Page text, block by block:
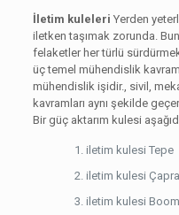
İletim kuleleri Yerden
iletken taşımak zorunda.
felaketler her türlü
üç temel mühendislik
mühendislik işidir., sivil,
kavramları aynı şekilde
Bir güç aktarım kulesi
iletim kulesi Tepe
iletim kulesi
iletim kulesi Boom